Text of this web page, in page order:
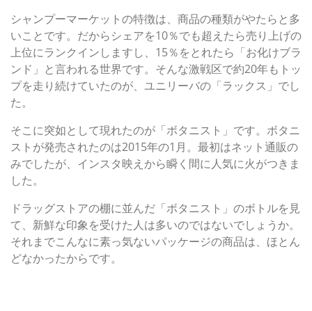
シャンプーマーケットの特徴は、商品の種類がやたらと多
いことです。だからシェアを10％でも超えたら売り上げの
上位にランクインしますし、15％をとれたら「お化けブラ
ンド」と言われる世界です。そんな激戦区で約20年もトッ
プを走り続けていたのが、ユニリーバの「ラックス」でし
た。
そこに突如として現れたのが「ボタニスト」です。ボタニ
ストが発売されたのは2015年の1月。最初はネット通販の
みでしたが、インスタ映えから瞬く間に人気に火がつきま
した。
ドラッグストアの棚に並んだ「ボタニスト」のボトルを見
て、新鮮な印象を受けた人は多いのではないでしょうか。
それまでこんなに素っ気ないパッケージの商品は、ほとん
どなかったからです。